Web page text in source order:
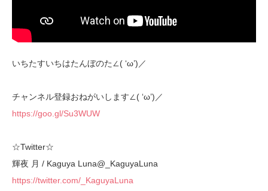
いちたすいちはたんぼのた∠( ‘ω’)／
チャンネル登録おねがいします∠( ‘ω’)／
https://goo.gl/Su3WUW
☆Twitter☆
輝夜 月 / Kaguya Luna@_KaguyaLuna
https://twitter.com/_KaguyaLuna